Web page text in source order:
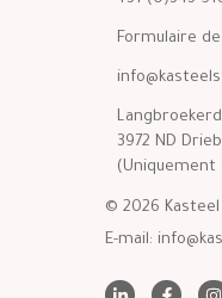
Formulaire
3972 ND
(Uniquement
© 2026
E-mail:
F
I